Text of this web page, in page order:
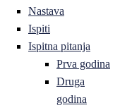
Nastava
Ispiti
Ispitna pitanja
Prva godina
Druga
godina